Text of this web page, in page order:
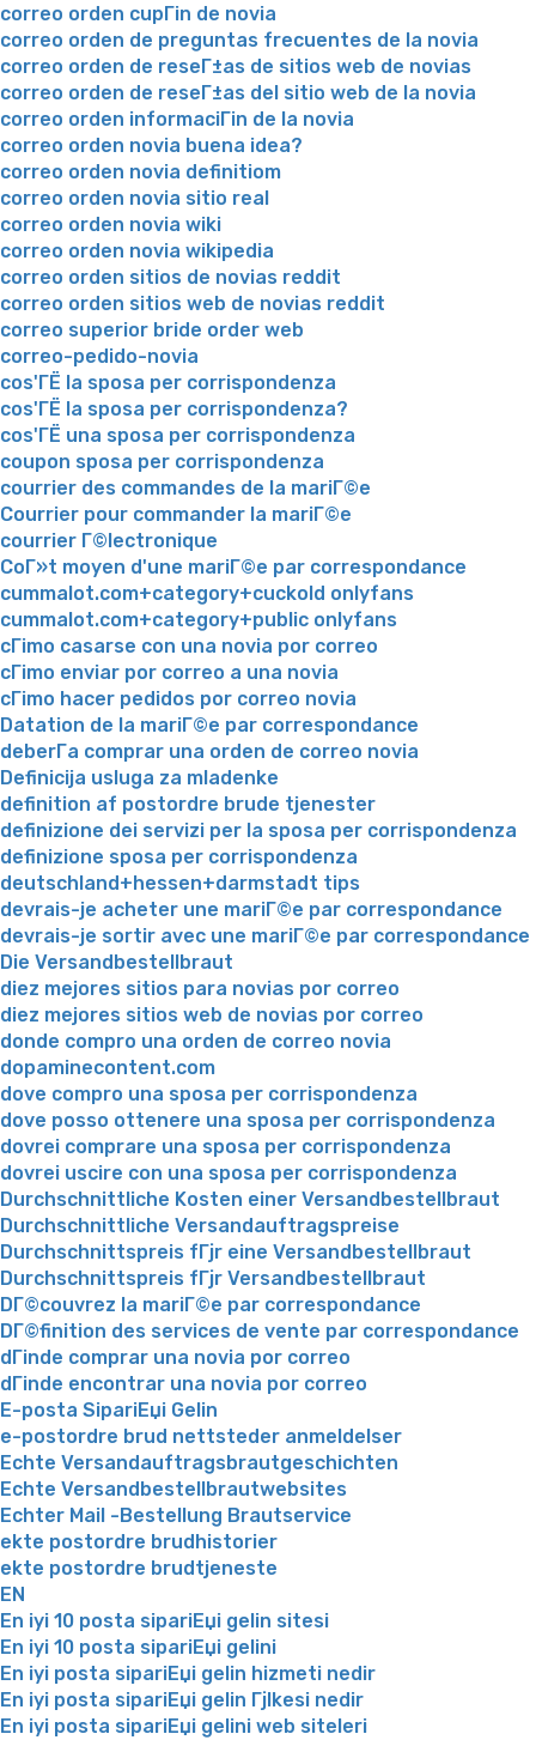
correo orden cupГіn de novia
correo orden de preguntas frecuentes de la novia
correo orden de reseГ±as de sitios web de novias
correo orden de reseГ±as del sitio web de la novia
correo orden informaciГіn de la novia
correo orden novia buena idea?
correo orden novia definitiom
correo orden novia sitio real
correo orden novia wiki
correo orden novia wikipedia
correo orden sitios de novias reddit
correo orden sitios web de novias reddit
correo superior bride order web
correo-pedido-novia
cos'ГЁ la sposa per corrispondenza
cos'ГЁ la sposa per corrispondenza?
cos'ГЁ una sposa per corrispondenza
coupon sposa per corrispondenza
courrier des commandes de la mariГ©e
Courrier pour commander la mariГ©e
courrier Г©lectronique
CoГ»t moyen d'une mariГ©e par correspondance
cummalot.com+category+cuckold onlyfans
cummalot.com+category+public onlyfans
cГіmo casarse con una novia por correo
cГіmo enviar por correo a una novia
cГіmo hacer pedidos por correo novia
Datation de la mariГ©e par correspondance
deberГ­a comprar una orden de correo novia
Definicija usluga za mladenke
definition af postordre brude tjenester
definizione dei servizi per la sposa per corrispondenza
definizione sposa per corrispondenza
deutschland+hessen+darmstadt tips
devrais-je acheter une mariГ©e par correspondance
devrais-je sortir avec une mariГ©e par correspondance
Die Versandbestellbraut
diez mejores sitios para novias por correo
diez mejores sitios web de novias por correo
donde compro una orden de correo novia
dopaminecontent.com
dove compro una sposa per corrispondenza
dove posso ottenere una sposa per corrispondenza
dovrei comprare una sposa per corrispondenza
dovrei uscire con una sposa per corrispondenza
Durchschnittliche Kosten einer Versandbestellbraut
Durchschnittliche Versandauftragspreise
Durchschnittspreis fГјr eine Versandbestellbraut
Durchschnittspreis fГјr Versandbestellbraut
DГ©couvrez la mariГ©e par correspondance
DГ©finition des services de vente par correspondance
dГіnde comprar una novia por correo
dГіnde encontrar una novia por correo
E-posta SipariЕџi Gelin
e-postordre brud nettsteder anmeldelser
Echte Versandauftragsbrautgeschichten
Echte Versandbestellbrautwebsites
Echter Mail -Bestellung Brautservice
ekte postordre brudhistorier
ekte postordre brudtjeneste
EN
En iyi 10 posta sipariЕџi gelin sitesi
En iyi 10 posta sipariЕџi gelini
En iyi posta sipariЕџi gelin hizmeti nedir
En iyi posta sipariЕџi gelin Гјlkesi nedir
En iyi posta sipariЕџi gelini web siteleri